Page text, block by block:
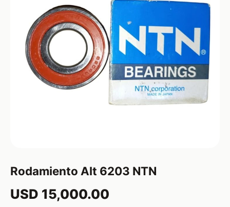
Rodamiento Alt 6203 NTN
USD 15,000.00